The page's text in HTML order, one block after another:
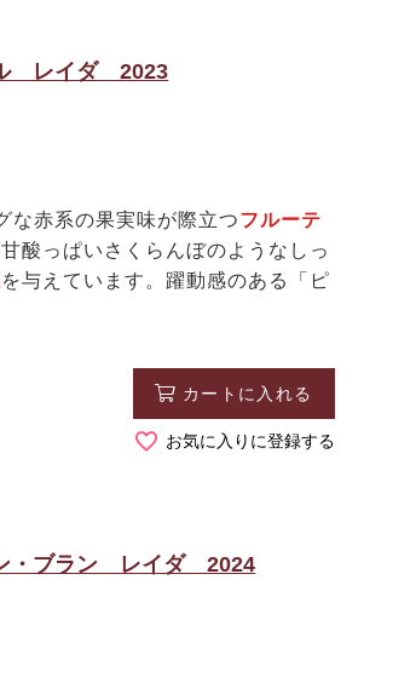
レイダ 2023
な赤系の果実味が際立つフルーテ
酸っぱいさくらんぼのようなしっ
を与えています。躍動感のある「ピ
カートに入れる
お気に入りに登録する
・ブラン レイダ 2024